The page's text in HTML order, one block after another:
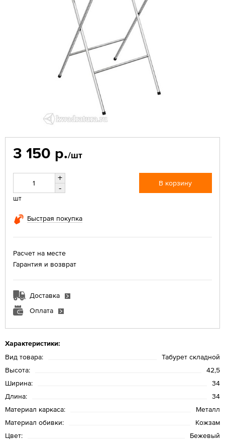
Характеристики:
Вид товара:
Табурет складной
Высота:
42,5
Ширина:
34
Длина:
34
Материал каркаса:
Металл
Материал обивки:
Кожзам
Цвет:
Бежевый
3 150 р./шт
+
-
шт
В корзину
Быстрая покупка
Расчет на месте
Гарантия и возврат
Доставка
Оплата